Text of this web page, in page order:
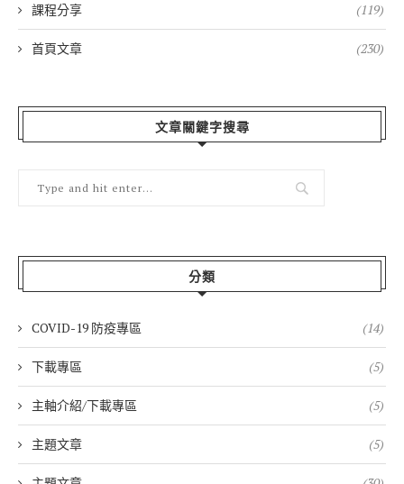
課程分享 (119)
首頁文章 (230)
文章關鍵字搜尋
分類
COVID-19 防疫專區 (14)
下載專區 (5)
主軸介紹/下載專區 (5)
主題文章 (5)